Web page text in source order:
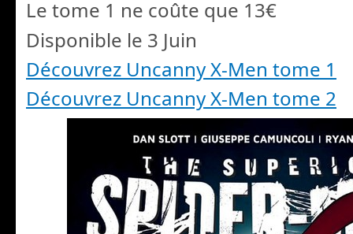
Le tome 1 ne coûte que 13€
Disponible le 3 Juin
Découvrez Uncanny X-Men tome 1
Découvrez Uncanny X-Men tome 2